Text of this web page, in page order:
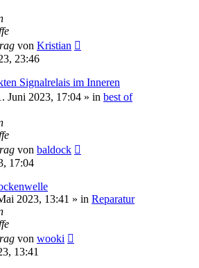
von Kristian
23:46
Signalrelais im Inneren
Juni 2023, 17:04 » in best of
von baldock
17:04
2023, 13:41 » in Reparatur
von wooki
13:41